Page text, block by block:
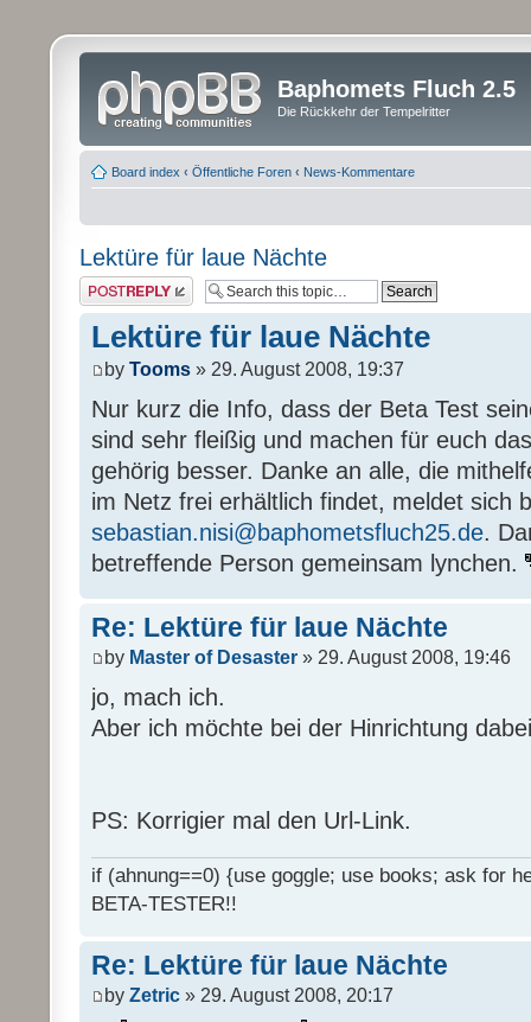
Baphomets Fluch 2.5
Die Rückkehr der Tempelritter
Board index ‹ Öffentliche Foren ‹ News-Kommentare
Lektüre für laue Nächte
Post a reply
Lektüre für laue Nächte
by Tooms » 29. August 2008, 19:37
Nur kurz die Info, dass der Beta Test
sind sehr fleißig und machen für euch
gehörig besser. Danke an alle, die
im Netz frei erhältlich findet, meldet sich
sebastian.nisi@baphometsfluch25.de.
betreffende Person gemeinsam lynchen.
Re: Lektüre für laue Nächte
by Master of Desaster » 29. August 2008, 19:46
jo, mach ich.
Aber ich möchte bei der Hinrichtung
PS: Korrigier mal den Url-Link.
if (ahnung==0) {use goggle; use books; ask for
BETA-TESTER!!
Re: Lektüre für laue Nächte
by Zetric » 29. August 2008, 20:17